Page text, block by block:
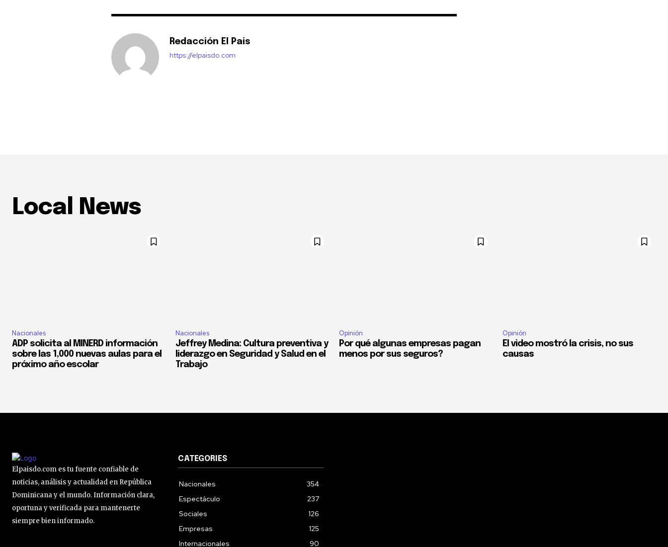
Redacción El Pais
https://elpaisdo.com
Local News
Nacionales
ADP solicita al MINERD información
sobre las 1,000 nuevas aulas para el
próximo año escolar
Nacionales
Jeffrey Medina: Cultura preventiva y
liderazgo en Seguridad y Salud en el
Trabajo
Opinión
Por qué algunas empresas pagan
menos por sus seguros?
Opinión
El video mostró la crisis, no sus
causas
Elpaisdo.com es tu fuente confiable de
noticias, análisis y actualidad en República
Dominicana y el mundo. Información clara,
oportuna y verificada para mantenerte
siempre bien informado.
CATEGORIES
Nacionales
354
Espectáculo
237
Sociales
126
Empresas
125
Internacionales
90